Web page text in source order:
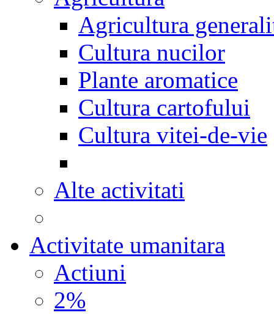
Agricultura
Cultura nucilor
Plante aromatice
Cultura cartofului
Cultura vitei-de-vie
Alte activitati
Activitate umanitara
Actiuni
2%